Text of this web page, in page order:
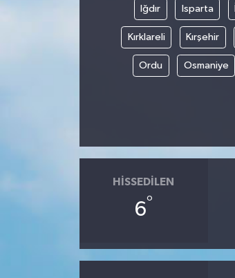
Iğdır Isparta
Kırklareli Kırşehir
Ordu Osmaniye
HISSEDILEN
6°